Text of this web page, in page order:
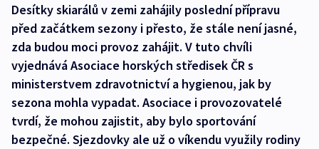
Desítky skiarálů v zemi zahájily poslední přípravu
před začátkem sezony i přesto, že stále není jasné,
zda budou moci provoz zahájit. V tuto chvíli
vyjednává Asociace horských středisek ČR s
ministerstvem zdravotnictví a hygienou, jak by
sezona mohla vypadat. Asociace i provozovatelé
tvrdí, že mohou zajistit, aby bylo sportování
bezpečné. Sjezdovky ale už o víkendu využily rodiny